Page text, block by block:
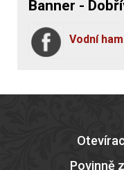
Banner -
Vodní
Povinně